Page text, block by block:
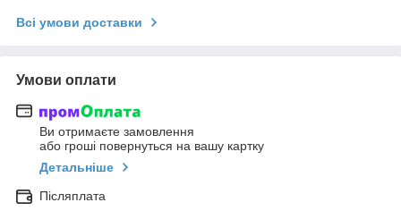
Всі умови доставки
Умови оплати
Ви отримаєте замовлення
або гроші повернуться на вашу картку
Детальніше
Післяплата